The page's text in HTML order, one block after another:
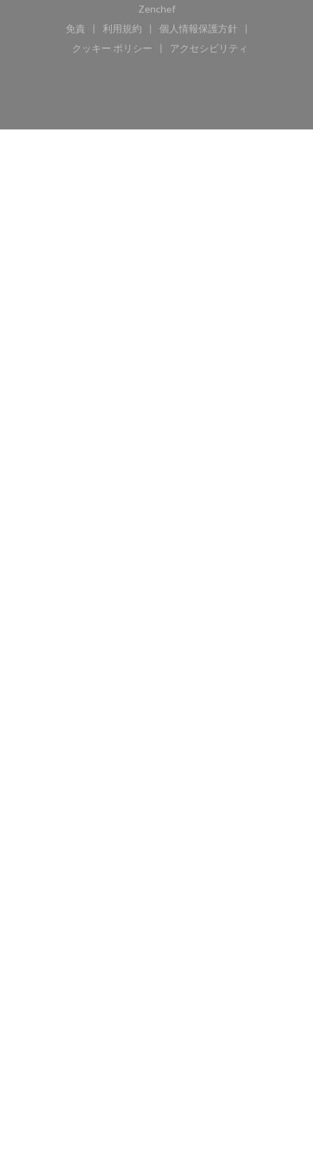
Zenchef((新しいウィンドウで開きます))
免責
((新しいウィンドウで開きます))
利用規約
((新しいウィンドウで開きます))
個人情報保護方針
((新しいウィンドウで開
クッキー ポリシー
((新しいウィンドウで開きます))
アクセシビリティ
((新しいウィンドウで